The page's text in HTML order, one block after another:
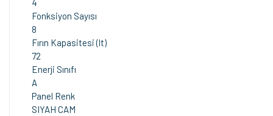
Fonksiyon Sayısı
8
Fırın Kapasitesi (lt)
72
Enerji Sınıfı
A
Panel Renk
SIYAH CAM